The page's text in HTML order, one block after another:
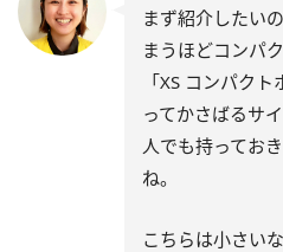
まず紹介したい
まうほどコンパ
「XS コンパク
ってかさばるサ
人でも持ってお
ね。
こちらは小さい